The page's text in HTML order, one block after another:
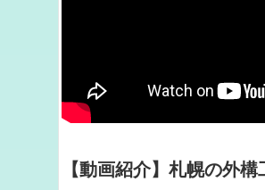
【動画紹介】札幌の外